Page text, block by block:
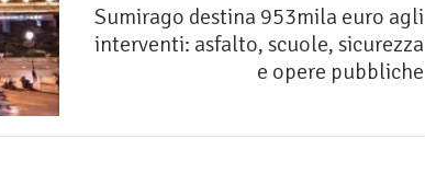
Sumirago destina 953mila euro agli
interventi: asfalto, scuole, sicurezza
e opere pubbliche